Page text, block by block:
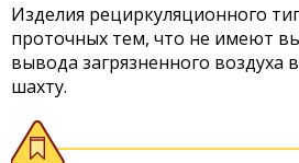
Изделия рециркуляционного
проточных тем, что не имеют
вывода загрязненного воздуха
шахту.